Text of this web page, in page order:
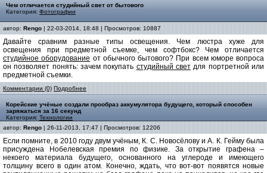
Чем отличается студийный свет от бытового
Категория: Фотографии
автор: Rengo | 22-03-2014, 18:48 | Просмотров: 10887
Давайте сравним разные типы освещения. Чем люстра хуже для
освещения при предметной съемке, чем софтбокс? Чем отличается
студийное оборудование от обычного бытового? При всем юморе вопроса
он позволяет понять: зачем покупать студийный свет для портретной или
предметной съемки.
Комментарии (0) Подробнее
Корейские учёные создали прообраз аккумулятора будущего, который способен
заряжаться за 16 секунд
Категория: Технологии
автор: Rengo | 26-11-2013, 17:47 | Просмотров: 12206
Если помните, в 2010 году двум учёным, К. С. Новосёлову и А. К. Гейму была
присуждена Нобелевская премия по физике. За открытие графена –
некоего материала будущего, основанного на углероде и имеющего
толщину всего в один атом. Конечно, ждать, что вот-вот появятся новые